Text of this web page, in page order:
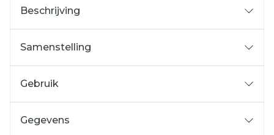
Beschrijving
Samenstelling
Gebruik
Gegevens